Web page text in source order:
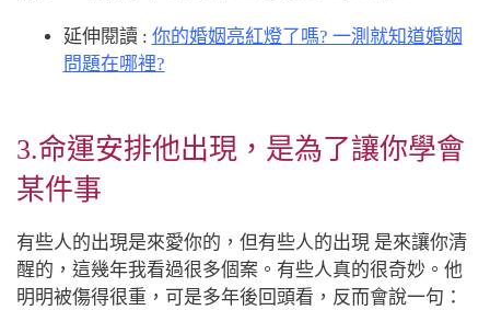
延伸閱讀 : 你的婚姻亮紅燈了嗎? 一測就知道婚姻
問題在哪裡?
3.命運安排他出現，是為了讓你學會
某件事
有些人的出現是來愛你的，但有些人的出現 是來讓你清
醒的，這幾年我看過很多個案。有些人真的很奇妙。他
明明被傷得很重，可是多年後回頭看，反而會說一句：